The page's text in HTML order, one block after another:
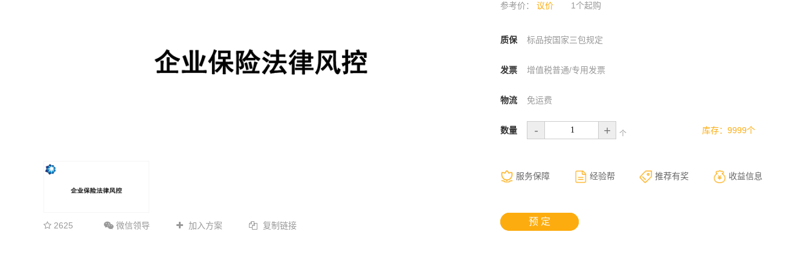
2625 微信领导 加入方案 复制链接
参考价： 议价 1个起购
质保 标品按国家三包规定
发票 增值税普通/专用发票
物流 免运费
数量 - + 个 库存：9999个
服务保障 经验帮 推荐有奖 收益信息
预 定